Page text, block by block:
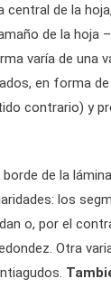
central de la
de la hoja
varía de una
en forma
contrario) y
de la
los
o, por el
Otra